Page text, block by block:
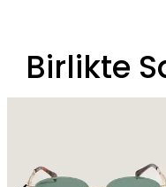
Birlikte